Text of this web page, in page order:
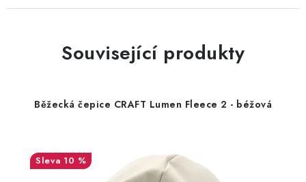
Související produkty
Běžecká čepice CRAFT Lumen Fleece 2 - béžová
10 %